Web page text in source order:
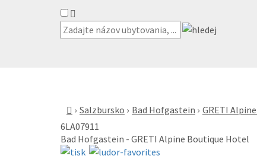
Salzbursko Bad Hofgastein
GRETI
6LA07911
Bad Hofgastein - GRETI Alpine Boutique Hotel